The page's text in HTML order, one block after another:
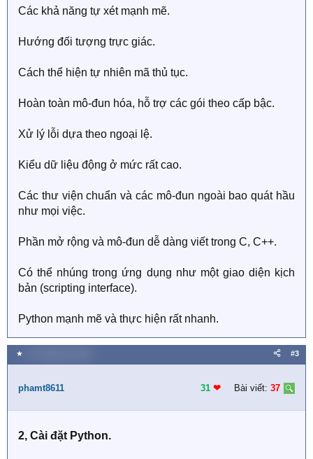
Các khả năng tự xét mạnh mẽ.
Hướng đối tượng trực giác.
Cách thể hiện tự nhiên mã thủ tục.
Hoàn toàn mô-đun hóa, hỗ trợ các gói theo cấp bậc.
Xử lý lỗi dựa theo ngoại lệ.
Kiểu dữ liệu động ở mức rất cao.
Các thư viện chuẩn và các mô-đun ngoài bao quát hầu
như mọi việc.
Phần mở rộng và mô-đun dễ dàng viết trong C, C++.
Có thể nhúng trong ứng dụng như một giao diện kịch
bản (scripting interface).
Python mạnh mẽ và thực hiện rất nhanh.
★ #3
phamt8611 31 ❤︎ Bài viết: 37
2, Cài đặt Python.